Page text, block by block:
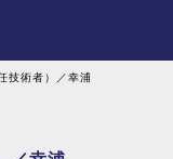
技術者）／幸浦